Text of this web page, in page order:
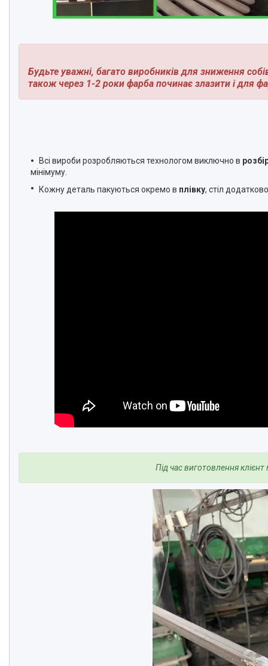
Будьте уважні, багато виробників для зниження
також через 1-2 роки фарба починає злазити і для
Всі вироби розробляються технологом виключно в
мінімуму.
Кожну деталь пакуються окремо в плівку, стіл
Під час виготовлення